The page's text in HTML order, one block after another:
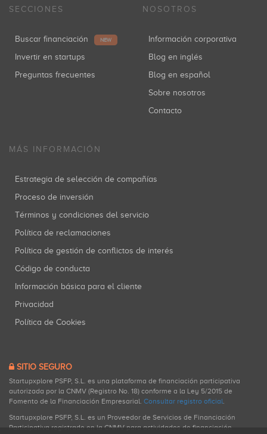
SECCIONES
Buscar financiación NEW
Invertir en startups
Preguntas frecuentes
NOSOTROS
Información corporativa
Blog en inglés
Blog en español
Sobre nosotros
Contacto
MÁS INFORMACIÓN
Estrategia de selección de compañías
Proceso de inversión
Términos y condiciones del servicio
Política de reclamaciones
Política de gestión de conflictos de interés
Código de conducta
Información básica para el cliente
Privacidad
Política de Cookies
SITIO SEGURO
Startupxplore PSFP, S.L. es una plataforma de financiación participativa
autorizada por la CNMV (Registro No. 18) conforme a la Ley 5/2015 de
Fomento de la Financiación Empresarial. Consultar registro oficial.
Startupxplore PSFP, S.L. es un Proveedor de Servicios de Financiación
Participativa registrado en la CNMV para actividades de financiación